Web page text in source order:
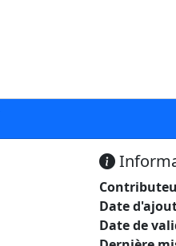
Date
Date de